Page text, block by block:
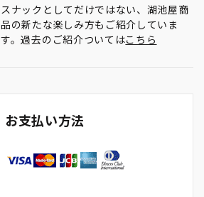
スナックとしてだけではない、湖池屋商
品の新たな楽しみ方もご紹介していま
す。過去のご紹介ついてはこちら
お支払い方法